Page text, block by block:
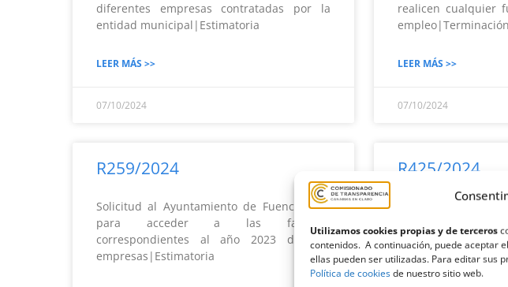
Utilizamos cookies propias y de terceros
contenidos. A continuación, puede aceptar
ellas pueden ser utilizadas. Para editar sus
Política de cookiesde nuestro sitio web.
diferentes empresas contratadas por la
entidad municipal|Estimatoria
LEER MÁS >>
07/10/2024
realicen cualquier
LEER MÁS >>
07/10/2024
R259/2024
Solicitud al Ayuntamiento de Fuencaliente
para acceder a las facturas
correspondientes al año 2023 de dos
empresas|Estimatoria
R425/2024
de la Salud